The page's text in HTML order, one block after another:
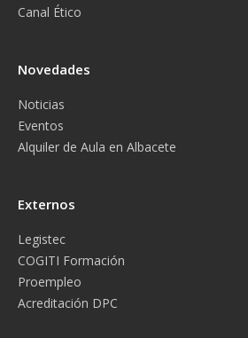
Canal Ético
Novedades
Noticias
Eventos
Alquiler de Aula en Albacete
Externos
Legistec
COGITI Formación
Proempleo
Acreditación DPC